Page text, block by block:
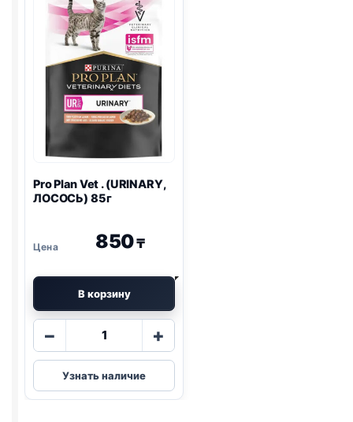
350г
Pro PlanVet . (URINARY,
ЛОСОСЬ) 85г
850₸
В корзину
−
Количество
Pro
Plan
Vet
+
Узнать наличие